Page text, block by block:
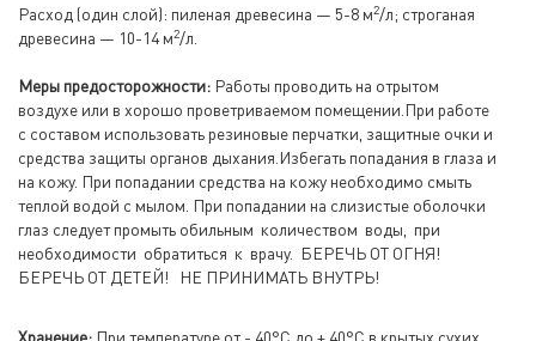
Расход (один слой): пиленая древесина — 5-8 м2/л; строганая
древесина — 10-14 м2/л.
Меры предосторожности: Работы проводить на отрытом
воздухе или в хорошо проветриваемом помещении.При работе
с составом использовать резиновые перчатки, защитные очки и
средства защиты органов дыхания.Избегать попадания в глаза и
на кожу. При попадании средства на кожу необходимо смыть
теплой водой с мылом. При попадании на слизистые оболочки
глаз следует промыть обильным количеством воды, при
необходимости обратиться к врачу. БЕРЕЧЬ ОТ ОГНЯ!
БЕРЕЧЬ ОТ ДЕТЕЙ! НЕ ПРИНИМАТЬ ВНУТРЬ!
Хранение: При температуре от - 40°C до + 40°С в крытых сухих